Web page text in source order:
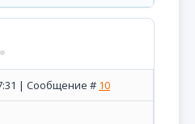
| Сообщение # 10